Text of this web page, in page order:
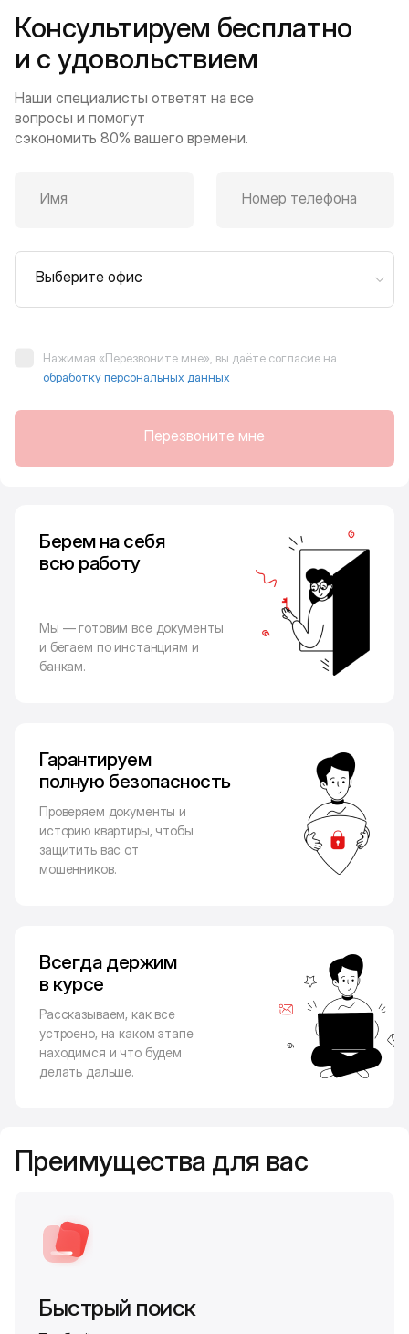
Консультируем бесплатно
и с удовольствием
Наши специалисты ответят на все
вопросы и помогут
сэкономить 80% вашего времени.
Имя Номер телефона
Выберите офис
Нажимая «Перезвоните мне», вы даёте согласие на
обработку персональных данных
Перезвоните мне
Берем на себя
всю работу
Мы — готовим все документы
и бегаем по инстанциям и
банкам.
Гарантируем
полную безопасность
Проверяем документы и
историю квартиры, чтобы
защитить вас от
мошенников.
Всегда держим
в курсе
Рассказываем, как все
устроено, на каком этапе
находимся и что будем
делать дальше.
Преимущества для вас
Быстрый поиск